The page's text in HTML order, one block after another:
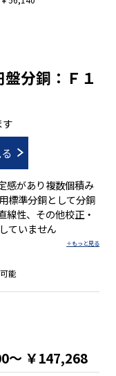
分銅：Ｆ１
す
感があり複数個積み
標準分銅として分銅
線性、その他校正・
ていません
能
～ ￥147,268